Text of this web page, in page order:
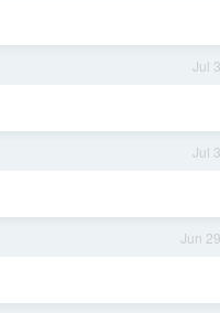
Jul 3
Jul 3
Jun 29